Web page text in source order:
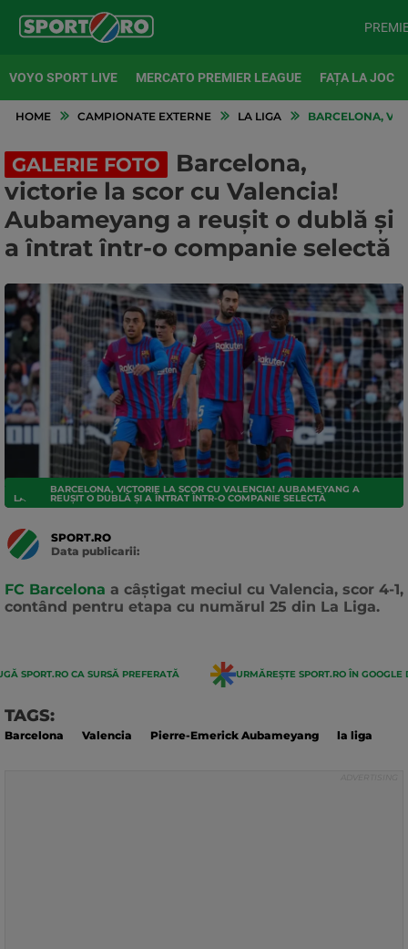
VOYO SPORT LIVE MERCATO PREMIER LEAGUE FAȚA LA JOC
HOME CAMPIONATE EXTERNE LA LIGA BARCELONA,
GALERIE FOTO
Barcelona,
victorie la scor cu Valencia!
Aubameyang a reușit o dublă și
a întrat într-o companie selectă
LA LIGA
BARCELONA, VICTORIE LA SCOR CU VALENCIA! AUBAMEYANG A
REUȘIT O DUBLĂ ȘI A ÎNTRAT ÎNTR-O COMPANIE SELECTĂ
SPORT.RO
Data publicarii:
FC Barcelona a câștigat meciul cu Valencia, scor 4-1,
contând pentru etapa cu numărul 25 din La Liga.
SPORT.RO CA SURSĂ PREFERATĂ URMĂREȘTE SPORT.RO ÎN GOOGLE
TAGS:
Barcelona Valencia Pierre-Emerick Aubameyang la liga